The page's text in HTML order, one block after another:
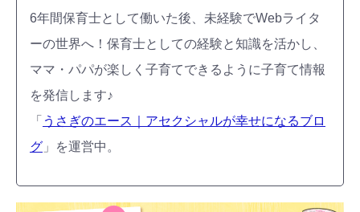
6年間保育士として働いた後、未経験でWebライタ
ーの世界へ！保育士としての経験と知識を活かし、
ママ・パパが楽しく子育てできるように子育て情報
を発信します♪
「 うさぎのエース｜アセクシャルが幸せになるブロ
グ 」を運営中。